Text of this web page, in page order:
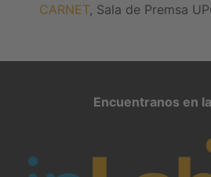
CARNET, Sala de Premsa
Encuentranos en